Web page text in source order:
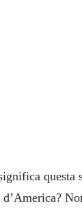
questa